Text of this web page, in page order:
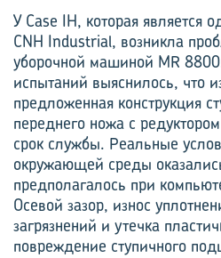
У Case IH, которая является
CNH Industrial, возникла
уборочной машиной MR
испытаний выяснилось, что
предложенная конструкция
переднего ножа с
срок службы. Реальные
окружающей среды
предполагалось при
Осевой зазор, износ
загрязнений и утечка
повреждение ступичного